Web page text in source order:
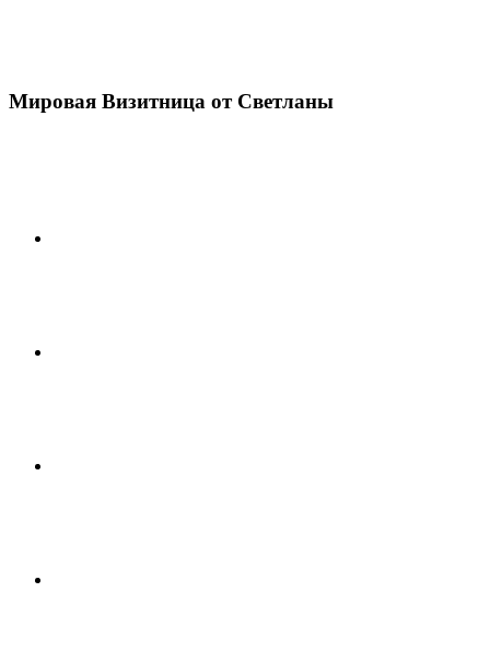
Мировая Визитница от Светланы